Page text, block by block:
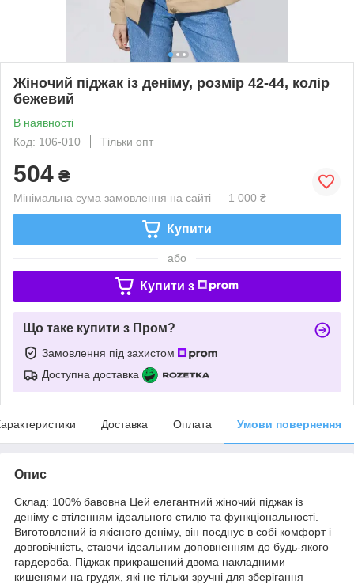
Жіночий піджак із деніму, розмір 42-44, колір
бежевий
В наявності
Код: 106-010
Тільки опт
504 ₴
Мінімальна сума замовлення на сайті — 1 000 ₴
Купити
або
Купити з
Що таке купити з Пром?
Замовлення під захистом
Доступна доставка
Доставка Оплата Умови повернення
Опис
Склад: 100% бавовна Цей елегантний жіночий піджак із
деніму є втіленням ідеального стилю та функціональності.
Виготовлений із якісного деніму, він поєднує в собі комфорт і
довговічність, стаючи ідеальним доповненням до будь-якого
гардероба. Піджак прикрашений двома накладними
кишенями на грудях, які не тільки зручні для зберігання